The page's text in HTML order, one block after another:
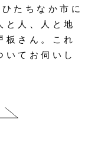
たちなか市に
と人、人と地
板さん。これ
いてお伺いし